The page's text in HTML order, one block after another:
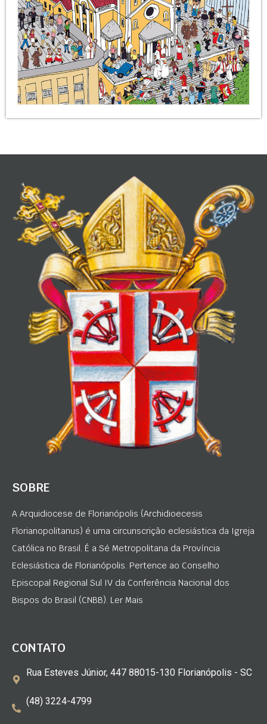
SOBRE
A Arquidiocese de Florianópolis (Archidioecesis
Florianopolitanus) é uma circunscrição eclesiástica da Igreja
Católica no Brasil. É a Sé Metropolitana da Província
Eclesiástica de Florianópolis. Pertence ao Conselho
Episcopal Regional Sul IV da Conferência Nacional dos
Bispos do Brasil (CNBB). Ler Mais
CONTATO
Rua Esteves Júnior, 447 88015-130 Florianópolis - SC
(48) 3224-4799